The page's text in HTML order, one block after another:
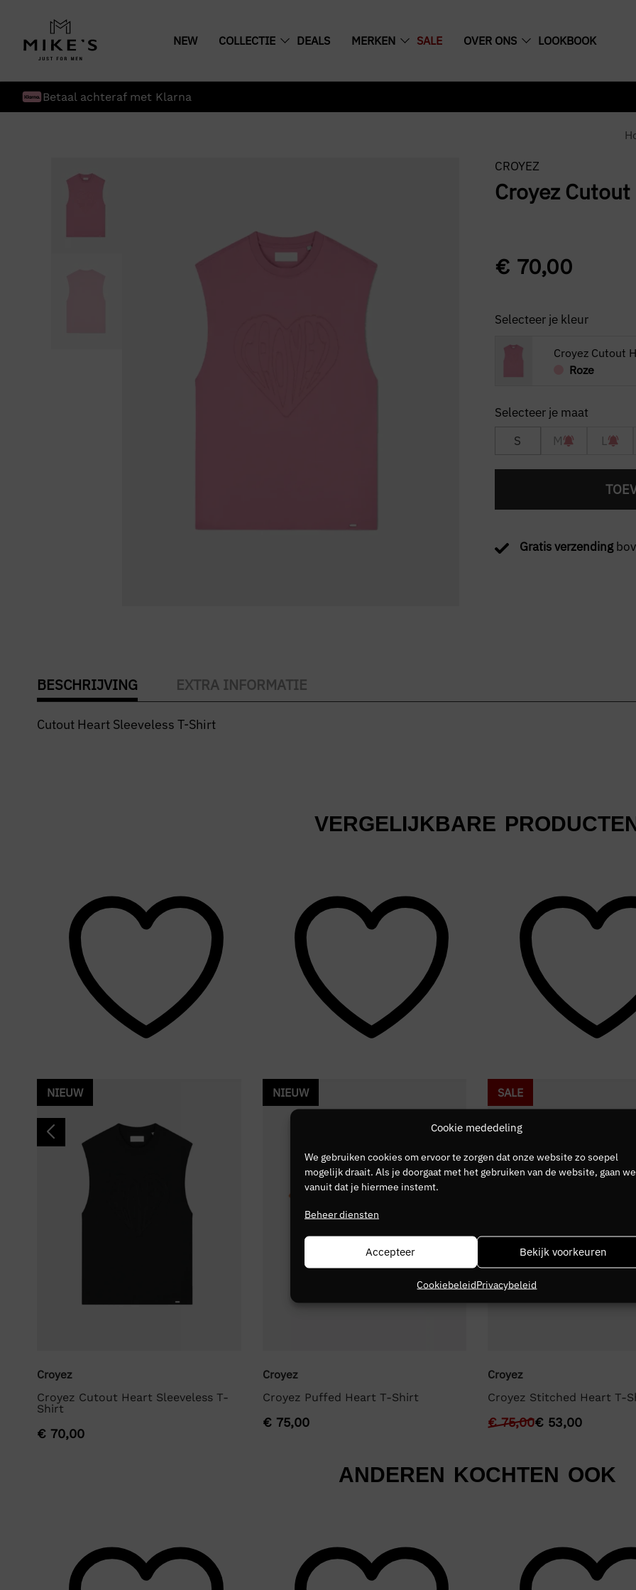
Cookie mededeling
We gebruiken cookies om ervoor te zorgen dat onze website zo soepel
mogelijk draait. Als je doorgaat met het gebruiken van de website, gaan
vanuit dat je hiermee instemt.
Beheer diensten
Accepteer Bekijk voorkeuren
CookiebeleidPrivacybeleid
NEW COLLECTIE DEALS MERKEN SALE OVER ONS LOOKBOOK
Betaal achteraf met Klarna
CROYEZ
Croyez
€70,00
Selecteer je kleur
Croyez Cutout
Roze
S M L
Gratis verzending
BESCHRIJVING EXTRA INFORMATIE
Cutout Heart Sleeveless T-Shirt
VERGELIJKBARE
NIEUW
Croyez
Croyez Cutout Heart Sleeveless T-
Shirt
€ 70,00
NIEUW
Croyez
Croyez Puffed Heart T-Shirt
€75,00
SALE
Croyez
Croyez Stitched Heart T-
€75,00€ 53,00
ANDEREN KOCHTEN OOK